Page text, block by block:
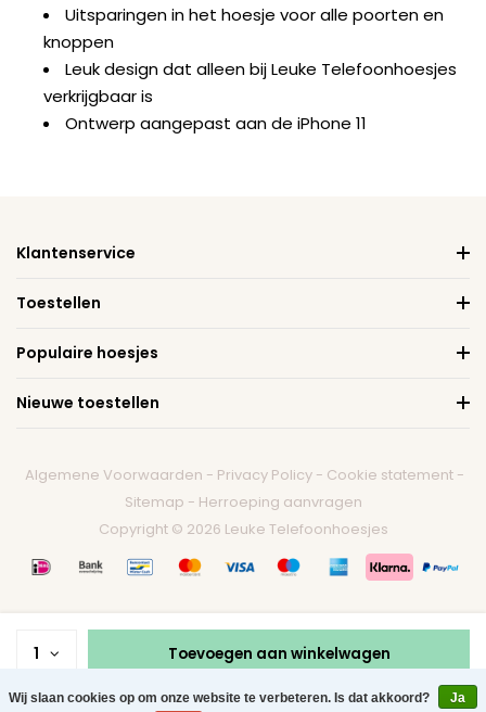
Uitsparingen in het hoesje voor alle poorten en
knoppen
Leuk design dat alleen bij Leuke Telefoonhoesjes
verkrijgbaar is
Ontwerp aangepast aan de iPhone 11
Klantenservice
Toestellen
Populaire hoesjes
Nieuwe toestellen
Algemene Voorwaarden - Privacy Policy - Cookie statement -
Sitemap - Herroeping aanvragen
Copyright © 2026 Leuke Telefoonhoesjes
1 Toevoegen aan winkelwagen
Wij slaan cookies op om onze website te verbeteren. Is dat akkoord? Ja